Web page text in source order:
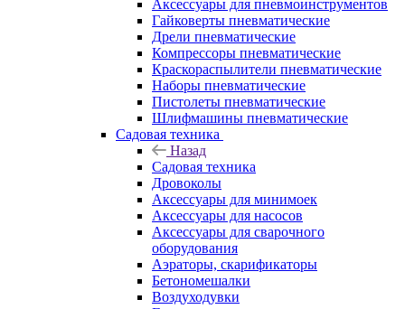
Аксессуары для пневмоинструментов
Гайковерты пневматические
Дрели пневматические
Компрессоры пневматические
Краскораспылители пневматические
Наборы пневматические
Пистолеты пневматические
Шлифмашины пневматические
Садовая техника
Назад
Садовая техника
Дровоколы
Аксессуары для минимоек
Аксессуары для насосов
Аксессуары для сварочного
оборудования
Аэраторы, скарификаторы
Бетономешалки
Воздуходувки